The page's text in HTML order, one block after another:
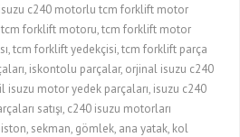
c240 motorlu tcm forklift motor
tcm forklift motoru, tcm forklift motor
tcm forklift yedekçisi, tcm forklift parça
iskontolu parçalar, orjinal isuzu c240
isuzu motor yedek parçaları, isuzu c240
satışı, c240 isuzu motorları
sekman, gömlek, ana yatak, kol